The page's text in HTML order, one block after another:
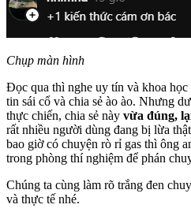
Chụp màn hình
Đọc qua thì nghe uy tín và khoa
tin sái cổ và chia sẻ ào ào. Nhưng
thực chiến, chia sẻ này vừa đúng,
rất nhiều người dùng đang bị lừa
bao giờ có chuyện rò rỉ gas thì ông
trong phòng thí nghiệm để phán
Chúng ta cùng làm rõ trắng đen
và thực tế nhé.